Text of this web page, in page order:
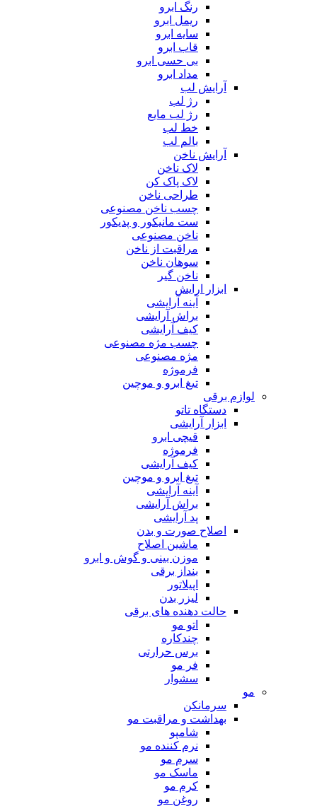
رنگ ابرو
ریمل ابرو
سایه ابرو
قاب ابرو
بی حسی ابرو
مداد ابرو
آرایش لب
رژ لب
رژ لب مایع
خط لب
بالم لب
آرایش ناخن
لاک ناخن
لاک پاک کن
طراحی ناخن
چسب ناخن مصنوعی
ست مانیکور و پدیکور
ناخن مصنوعی
مراقبت از ناخن
سوهان ناخن
ناخن گیر
ابزار ارایش
آینه آرایشی
براش آرایشی
کیف آرایشی
چسب مژه مصنوعی
مژه مصنوعی
فرموژه
تیغ ابرو و موچین
لوازم برقی
دستگاه تاتو
ابزار آرایشی
قیچی ابرو
فرموژه
کیف آرایشی
تیغ ابرو و موچین
آینه آرایشی
براش آرایشی
پد آرایشی
اصلاح صورت و بدن
ماشین اصلاح
موزن بینی و گوش و ابرو
بنداز برقی
اپیلاتور
لیزر بدن
حالت دهنده های برقی
اتو مو
چندکاره
برس حرارتی
فر مو
سشوار
مو
سرمانکن
بهداشت و مراقبت مو
شامپو
نرم کننده مو
سرم مو
ماسک مو
کرم مو
روغن مو